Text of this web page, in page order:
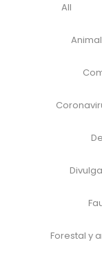
All
Forestal y